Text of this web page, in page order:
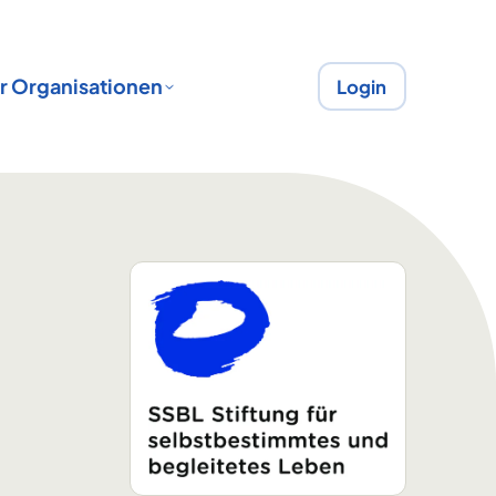
Organisationen Login